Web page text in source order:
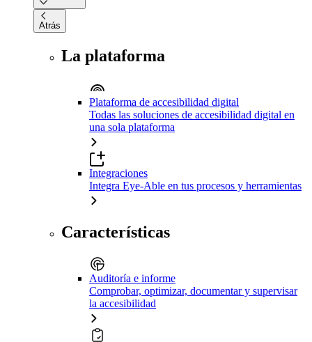
Atrás
La plataforma
Plataforma de accesibilidad digital
Todas las soluciones de accesibilidad digital en
una sola plataforma
Integraciones
Integra Eye-Able en tus procesos y herramientas
Características
Auditoría e informe
Comprobar, optimizar, documentar y supervisar
la accesibilidad